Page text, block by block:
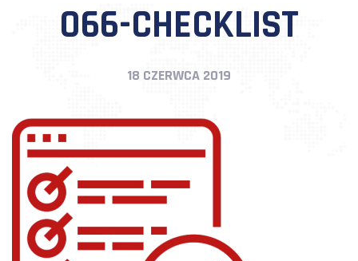
066-CHECKLIST
18 CZERWCA 2019